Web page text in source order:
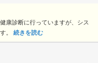
康診断に行っていますが、シス
。 続きを読む